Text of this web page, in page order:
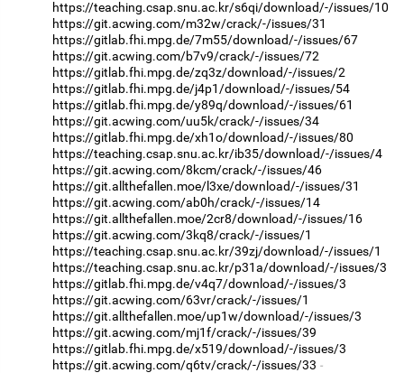
https://teaching.csap.snu.ac.kr/s6qi/download/-/issues/10
https://git.acwing.com/m32w/crack/-/issues/31
https://gitlab.fhi.mpg.de/7m55/download/-/issues/67
https://git.acwing.com/b7v9/crack/-/issues/72
https://gitlab.fhi.mpg.de/zq3z/download/-/issues/2
https://gitlab.fhi.mpg.de/j4p1/download/-/issues/54
https://gitlab.fhi.mpg.de/y89q/download/-/issues/61
https://git.acwing.com/uu5k/crack/-/issues/34
https://gitlab.fhi.mpg.de/xh1o/download/-/issues/80
https://teaching.csap.snu.ac.kr/ib35/download/-/issues/4
https://git.acwing.com/8kcm/crack/-/issues/46
https://git.allthefallen.moe/l3xe/download/-/issues/31
https://git.acwing.com/ab0h/crack/-/issues/14
https://git.allthefallen.moe/2cr8/download/-/issues/16
https://git.acwing.com/3kq8/crack/-/issues/1
https://teaching.csap.snu.ac.kr/39zj/download/-/issues/1
https://teaching.csap.snu.ac.kr/p31a/download/-/issues/3
https://gitlab.fhi.mpg.de/v4q7/download/-/issues/3
https://git.acwing.com/63vr/crack/-/issues/1
https://git.allthefallen.moe/up1w/download/-/issues/3
https://git.acwing.com/mj1f/crack/-/issues/39
https://gitlab.fhi.mpg.de/x519/download/-/issues/3
https://git.acwing.com/q6tv/crack/-/issues/33